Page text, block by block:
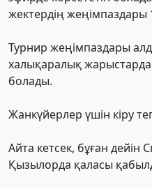
жектердің
Турнир жеңімпаздары
халықаралық
болады.
Жанкүйерлер үшін кіру
Айта кетсек, бұған
Қызылорда қаласы